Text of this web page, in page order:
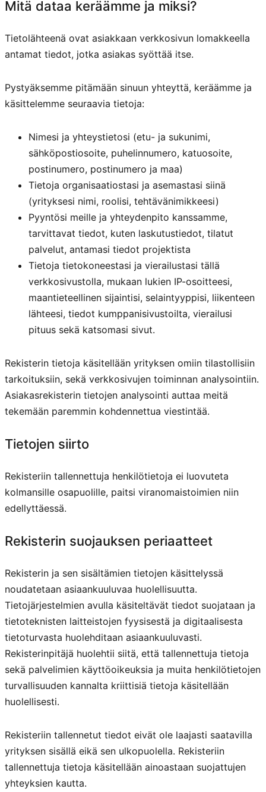
Mitä dataa keräämme ja miksi?
Tietolähteenä ovat asiakkaan verkkosivun lomakkeella
antamat tiedot, jotka asiakas syöttää itse.
Pystyäksemme pitämään sinuun yhteyttä, keräämme ja
käsittelemme seuraavia tietoja:
Nimesi ja yhteystietosi (etu- ja sukunimi,
sähköpostiosoite, puhelinnumero, katuosoite,
postinumero, postinumero ja maa)
Tietoja organisaatiostasi ja asemastasi siinä
(yrityksesi nimi, roolisi, tehtävänimikkeesi)
Pyyntösi meille ja yhteydenpito kanssamme,
tarvittavat tiedot, kuten laskutustiedot, tilatut
palvelut, antamasi tiedot projektista
Tietoja tietokoneestasi ja vierailustasi tällä
verkkosivustolla, mukaan lukien IP-osoitteesi,
maantieteellinen sijaintisi, selaintyyppisi, liikenteen
lähteesi, tiedot kumppanisivustoilta, vierailusi
pituus sekä katsomasi sivut.
Rekisterin tietoja käsitellään yrityksen omiin tilastollisiin
tarkoituksiin, sekä verkkosivujen toiminnan analysointiin.
Asiakasrekisterin tietojen analysointi auttaa meitä
tekemään paremmin kohdennettua viestintää.
Tietojen siirto
Rekisteriin tallennettuja henkilötietoja ei luovuteta
kolmansille osapuolille, paitsi viranomaistoimien niin
edellyttäessä.
Rekisterin suojauksen periaatteet
Rekisterin ja sen sisältämien tietojen käsittelyssä
noudatetaan asiaankuuluvaa huolellisuutta.
Tietojärjestelmien avulla käsiteltävät tiedot suojataan ja
tietoteknisten laitteistojen fyysisestä ja digitaalisesta
tietoturvasta huolehditaan asiaankuuluvasti.
Rekisterinpitäjä huolehtii siitä, että tallennettuja tietoja
sekä palvelimien käyttöoikeuksia ja muita henkilötietojen
turvallisuuden kannalta kriittisiä tietoja käsitellään
huolellisesti.
Rekisteriin tallennetut tiedot eivät ole laajasti saatavilla
yrityksen sisällä eikä sen ulkopuolella. Rekisteriin
tallennettuja tietoja käsitellään ainoastaan suojattujen
yhteyksien kautta.